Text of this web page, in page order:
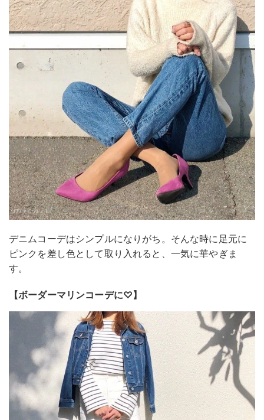
デニムコーデはシンプルになりがち。そんな時に足元に
ピンクを差し色として取り入れると、一気に華やぎま
す。
【ボーダーマリンコーデに♡】